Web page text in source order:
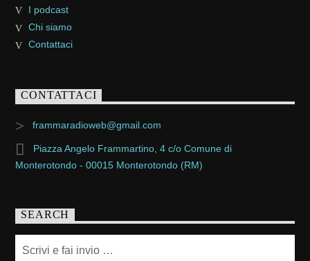
I podcast
Chi siamo
Contattaci
CONTATTACI
frammaradioweb@gmail.com
Piazza Angelo Frammartino, 4 c/o Comune di
Monterotondo - 00015 Monterotondo (RM)
SEARCH